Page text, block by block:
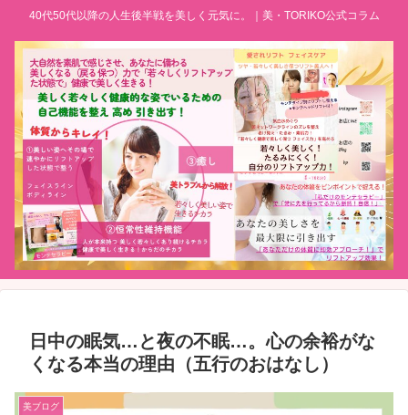
40代50代以降の人生後半戦を美しく元気に。｜美・TORIKO公式コラム
日中の眠気…と夜の不眠…。心の余裕がな
くなる本当の理由（五行のおはなし）
美ブログ